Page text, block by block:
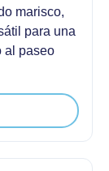
marisco,
para una
al paseo